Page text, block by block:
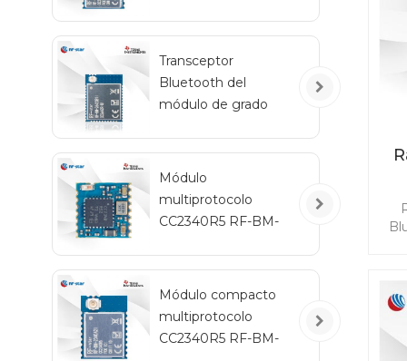
2340QB1
Transceptor
Bluetooth del
módulo de grado
vehículos
Módulo
multiprotocolo
CC2340R5 RF-BM-
Módulo compacto
multiprotocolo
CC2340R5 RF-BM-